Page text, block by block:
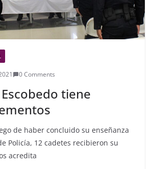
0 Comments
tiene
de haber concluido su enseñanza
Policía, 12 cadetes recibieron su
acredita